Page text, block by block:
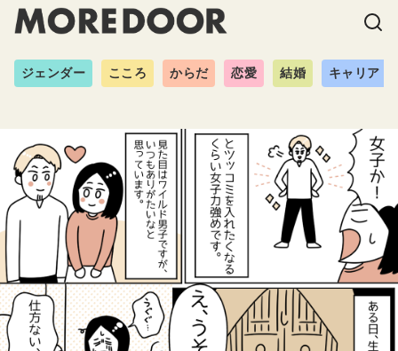
ジェンダー こころ からだ 恋愛 結婚 キャリア